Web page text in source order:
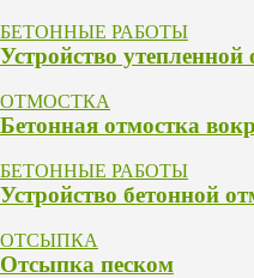
БЕТОННЫЕ РАБОТЫ
Устройство
ОТМОСТКА
Бетонная отмостка
БЕТОННЫЕ РАБОТЫ
Устройство бетонной
ОТСЫПКА
Отсыпка песком